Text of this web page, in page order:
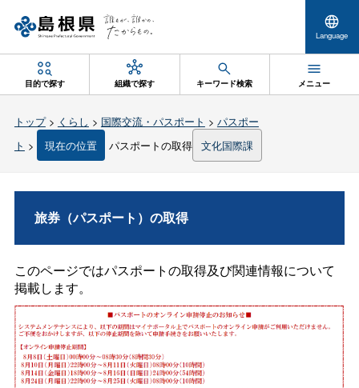
Language
目的で探す 組織で探す キーワード検索 メニュー
トップ> くらし > 国際交流・パスポート > パスポー
ト > 現在の位置 パスポートの取得 文化国際課
旅券（パスポート）の取得
このページではパスポートの取得及び関連情報について
掲載します。